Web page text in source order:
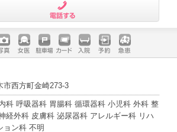
写真 女医 駐車場
クレジッ
入院 予約 急患
市西方町金崎273-3
科 呼吸器科 胃腸科 循環器科 小児科 外科 整
経外科 皮膚科 泌尿器科 アレルギー科 リハ
ョン科 不明